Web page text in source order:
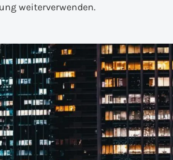
weiterverwenden.